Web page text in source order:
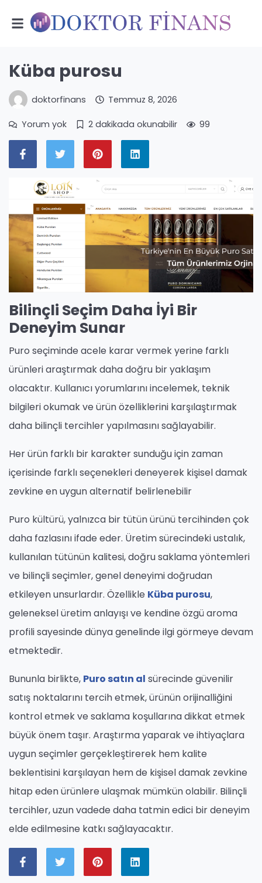
Küba purosu
doktorfinans Temmuz 8, 2026
Yorum yok 2 dakikada okunabilir 99
Bilinçli Seçim Daha İyi Bir
Deneyim Sunar
Puro seçiminde acele karar vermek yerine farklı
ürünleri araştırmak daha doğru bir yaklaşım
olacaktır. Kullanıcı yorumlarını incelemek, teknik
bilgileri okumak ve ürün özelliklerini karşılaştırmak
daha bilinçli tercihler yapılmasını sağlayabilir.
Her ürün farklı bir karakter sunduğu için zaman
içerisinde farklı seçenekleri deneyerek kişisel damak
zevkine en uygun alternatif belirlenebilir
Puro kültürü, yalnızca bir tütün ürünü tercihinden çok
daha fazlasını ifade eder. Üretim sürecindeki ustalık,
kullanılan tütünün kalitesi, doğru saklama yöntemleri
ve bilinçli seçimler, genel deneyimi doğrudan
etkileyen unsurlardır. Özellikle Küba purosu,
geleneksel üretim anlayışı ve kendine özgü aroma
profili sayesinde dünya genelinde ilgi görmeye devam
etmektedir.
Bununla birlikte, Puro satın al sürecinde güvenilir
satış noktalarını tercih etmek, ürünün orijinalliğini
kontrol etmek ve saklama koşullarına dikkat etmek
büyük önem taşır. Araştırma yaparak ve ihtiyaçlara
uygun seçimler gerçekleştirerek hem kalite
beklentisini karşılayan hem de kişisel damak zevkine
hitap eden ürünlere ulaşmak mümkün olabilir. Bilinçli
tercihler, uzun vadede daha tatmin edici bir deneyim
elde edilmesine katkı sağlayacaktır.